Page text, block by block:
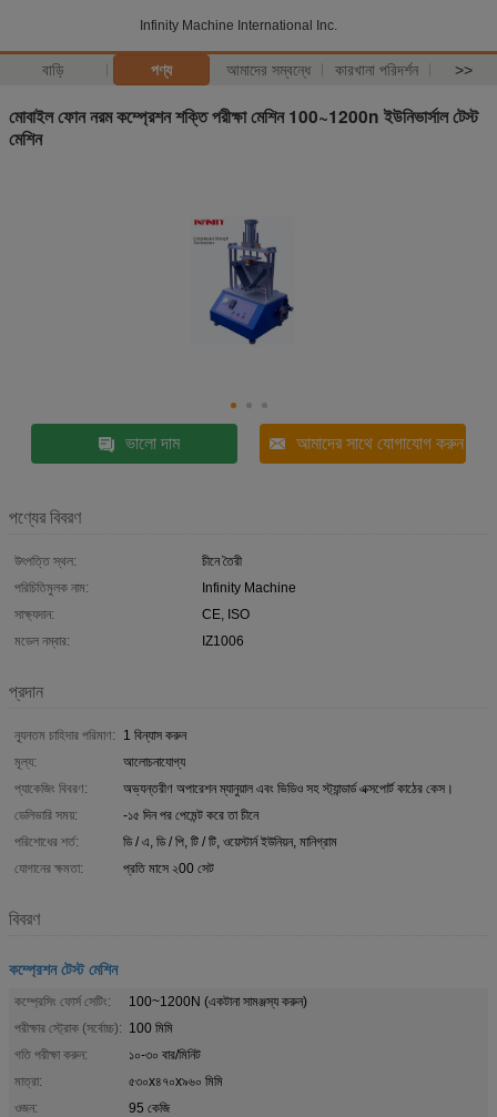
Infinity Machine International Inc.
বাড়ি পণ্য আমাদের সম্বন্ধে কারখানা পরিদর্শন >>
মোবাইল ফোন নরম কম্প্রেশন শক্তি পরীক্ষা মেশিন 100~1200n ইউনিভার্সাল টেস্ট
মেশিন
ভালো দাম আমাদের সাথে যোগাযোগ করুন
পণ্যের বিবরণ
উৎপত্তি স্থল:
চীনে তৈরী
পরিচিতিমুলক নাম:
Infinity Machine
সাক্ষ্যদান:
CE, ISO
মডেল নম্বার:
IZ1006
প্রদান
ন্যূনতম চাহিদার পরিমাণ:
1 বিন্যাস করুন
মূল্য:
আলোচনাযোগ্য
প্যাকেজিং বিবরণ:
অভ্যন্তরীণ অপারেশন ম্যানুয়াল এবং ভিডিও সহ স্ট্যান্ডার্ড এক্সপোর্ট কাঠের কেস।
ডেলিভারি সময়:
-১৫ দিন পর পেমেন্ট করে তা চীনে
পরিশোধের শর্ত:
ডি / এ, ডি / পি, টি / টি, ওয়েস্টার্ন ইউনিয়ন, মানিগ্রাম
যোগানের ক্ষমতা:
প্রতি মাসে ২00 সেট
বিবরণ
কম্প্রেশন টেস্ট মেশিন
কম্প্রেসিং ফোর্স সেটিং:
100~1200N (একটানা সামঞ্জস্য করুন)
পরীক্ষার স্ট্রোক (সর্বোচ্চ): 100 মিমি
গতি পরীক্ষা করুন:
১০-৩০ বার/মিনিট
মাত্রা:
৫৩০x৪৭০x৯৬০ মিমি
ওজন:
95 কেজি